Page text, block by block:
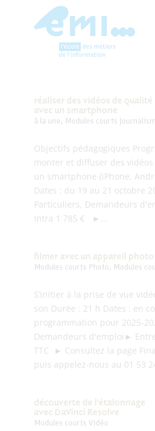
réaliser des vidéos de qualité
avec un smartphone
à la une , Modules courts
Objectifs pédagogiques
monter et diffuser des
un smartphone (iPhone,
Dates : du 19 au 21 octobre
Particuliers, Demandeurs
Intra 1 785 € ►...
filmer avec un appareil
Modules courts Photo , Modules
S’initier à la prise de vue
son Durée : 21 h Dates : en
programmation pour 2025-
Demandeurs d'emploi►
TTC ► Consultez la page
puis appelez-nous au 01 53
découverte de l’étalonnage
avec DaVinci Resolve
Modules courts Vidéo